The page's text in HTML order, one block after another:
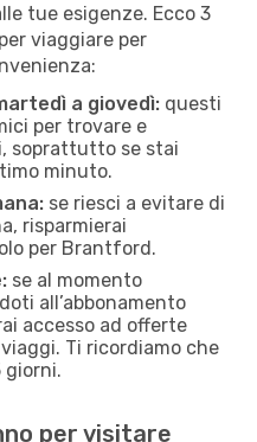
tue esigenze. Ecco 3
viaggiare per
a giovedì: questi
per trovare e
soprattutto se stai
minuto.
se riesci a evitare di
risparmierai
per Brantford.
se al momento
all’abbonamento
accesso ad offerte
Ti ricordiamo che
giorni.
per visitare